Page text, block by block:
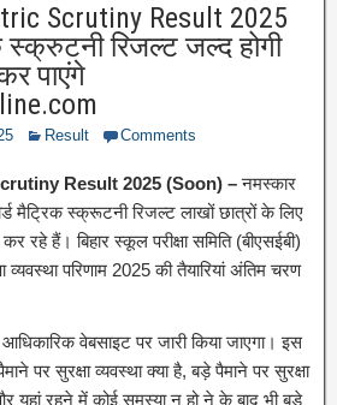
Scrutiny Result 2025
रिजल्ट जल्द होगी
पाएंगे
Result Comments
Result 2025 (Soon) –नमस्कार
मैट्रिक स्क्रूटनी रिजल्ट लाखों छात्रों के लिए
रहे हैं। बिहार स्कूल परीक्षा समिति (बीएसईबी)
व्यवस्था परिणाम 2025 की तैयारियां अंतिम चरण
वेबसाइट पर जारी किया जाएगा। इस
पर सुरक्षा व्यवस्था क्या है, बड़े पैमाने पर सुरक्षा
यहां रहने में कोई समस्या न हो ने के बाद भी बड़े